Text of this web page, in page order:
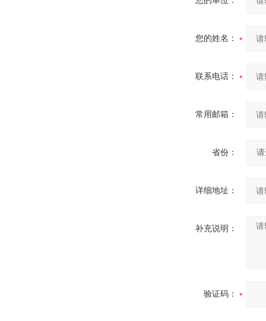
您的姓名：
联系电话：
常用邮箱：
省份：
详细地址：
补充说明：
验证码：